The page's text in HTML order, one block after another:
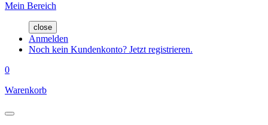
Mein Bereich
close
Anmelden
Noch kein Kundenkonto? Jetzt registrieren.
0
Warenkorb